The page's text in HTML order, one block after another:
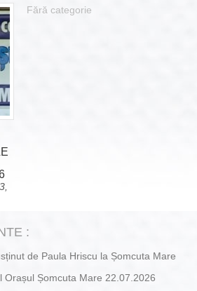
Fără categorie
:
de Paula Hriscu la Șomcuta Mare
Orașul Șomcuta Mare 22.07.2026